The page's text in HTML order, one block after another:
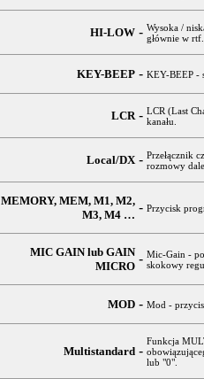
HI-LOW - Wysoka /
głównie w
KEY-BEEP - KEY-BEEP -
LCR - LCR (Last
kanału.
Local/DX - Przełącznik
rozmowy
MEMORY, MEM, M1, M2,
M3, M4 … - Przycisk
MIC GAIN lub GAIN
MICRO - Mic-Gain -
skokowy
MOD - Mod -
Multistandard -
Funkcja
lub "0".